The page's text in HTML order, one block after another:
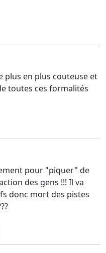
plus en plus couteuse et
toutes ces formalités
pour "piquer" de
des gens !!! Il va
donc mort des pistes